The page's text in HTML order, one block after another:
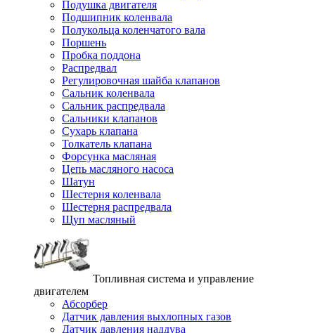
Подушка двигателя
Подшипник коленвала
Полукольца коленчатого вала
Поршень
Пробка поддона
Распредвал
Регулировочная шайба клапанов
Сальник коленвала
Сальник распредвала
Сальники клапанов
Сухарь клапана
Толкатель клапана
Форсунка масляная
Цепь масляного насоса
Шатун
Шестерня коленвала
Шестерня распредвала
Щуп масляный
Топливная система и управление
двигателем
Абсорбер
Датчик давления выхлопных газов
Датчик давления наддува